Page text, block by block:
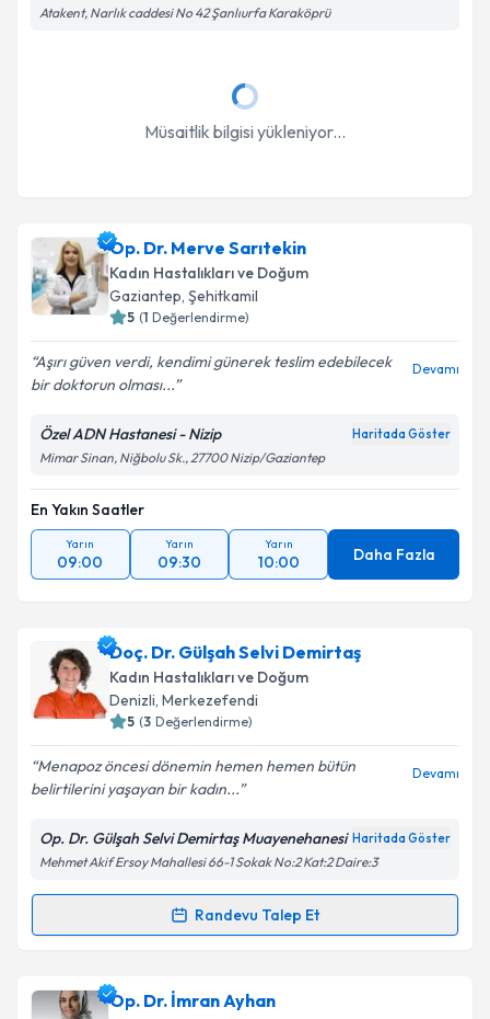
Takvim Talebini Gönder
Atakent, Narlık caddesi No 42 Şanlıurfa Karaköprü
Müsaitlik bilgisi yükleniyor...
Op. Dr. Merve Sarıtekin
Kadın Hastalıkları ve Doğum
Gaziantep, Şehitkamil
5 (1 Değerlendirme)
Aşırı güven verdi, kendimi günerek teslim edebilecek
bir doktorun olması...
Devamı
Özel ADN Hastanesi - Nizip Haritada Göster
Mimar Sinan, Niğbolu Sk., 27700 Nizip/Gaziantep
En Yakın Saatler
Yarın
09:00
Yarın
09:30
Yarın
10:00 Daha Fazla
Doç. Dr. Gülşah Selvi Demirtaş
Kadın Hastalıkları ve Doğum
Denizli, Merkezefendi
5 (3 Değerlendirme)
Menapoz öncesi dönemin hemen hemen bütün
belirtilerini yaşayan bir kadın...
Devamı
Op. Dr. Gülşah Selvi Demirtaş Muayenehanesi Haritada Göster
Mehmet Akif Ersoy Mahallesi 66-1 Sokak No:2 Kat:2 Daire:3
Randevu Talep Et
Randevu Takvimi Talebi
Doç. Dr. Gülşah Selvi Demirtaş
Op. Dr. İmran Ayhan